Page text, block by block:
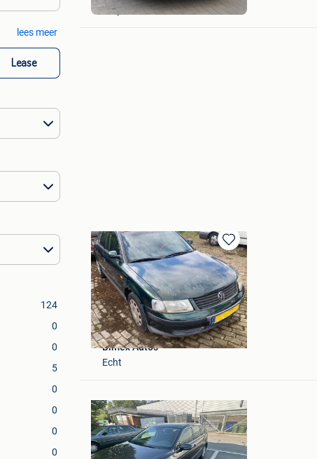
lees meer
Lease
124
0
0
5
0
0
0
0
Zwijndrecht
Bewaren
in
Mijn
Favorieten
Bimex Auto's
Echt
Mijn
Favorieten